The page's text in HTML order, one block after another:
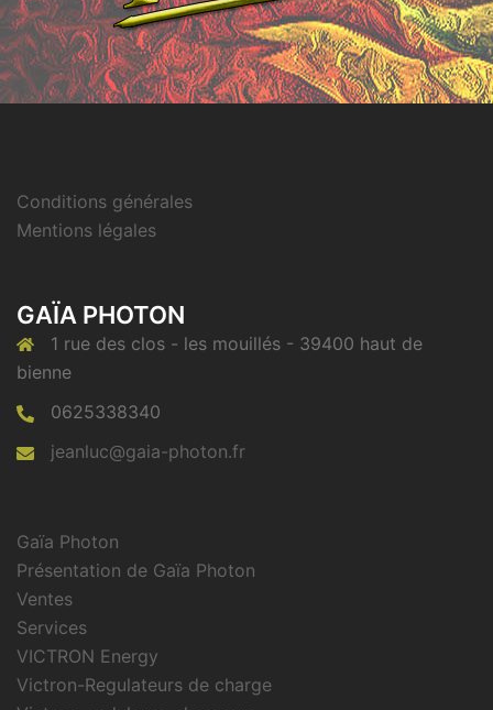
Conditions générales
Mentions légales
GAÏA PHOTON
1 rue des clos - les mouillés - 39400 haut de
bienne
0625338340
jeanluc@gaia-photon.fr
Gaïa Photon
Présentation de Gaïa Photon
Ventes
Services
VICTRON Energy
Victron-Regulateurs de charge